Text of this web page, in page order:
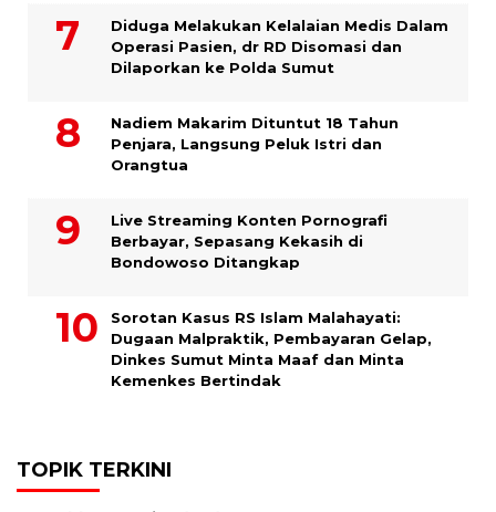
Diduga Melakukan Kelalaian Medis Dalam
Operasi Pasien, dr RD Disomasi dan
Dilaporkan ke Polda Sumut
​Nadiem Makarim Dituntut 18 Tahun
Penjara, Langsung Peluk Istri dan
Orangtua
Live Streaming Konten Pornografi
Berbayar, Sepasang Kekasih di
Bondowoso Ditangkap
Sorotan Kasus RS Islam Malahayati:
Dugaan Malpraktik, Pembayaran Gelap,
Dinkes Sumut Minta Maaf dan Minta
Kemenkes Bertindak
TOPIK TERKINI